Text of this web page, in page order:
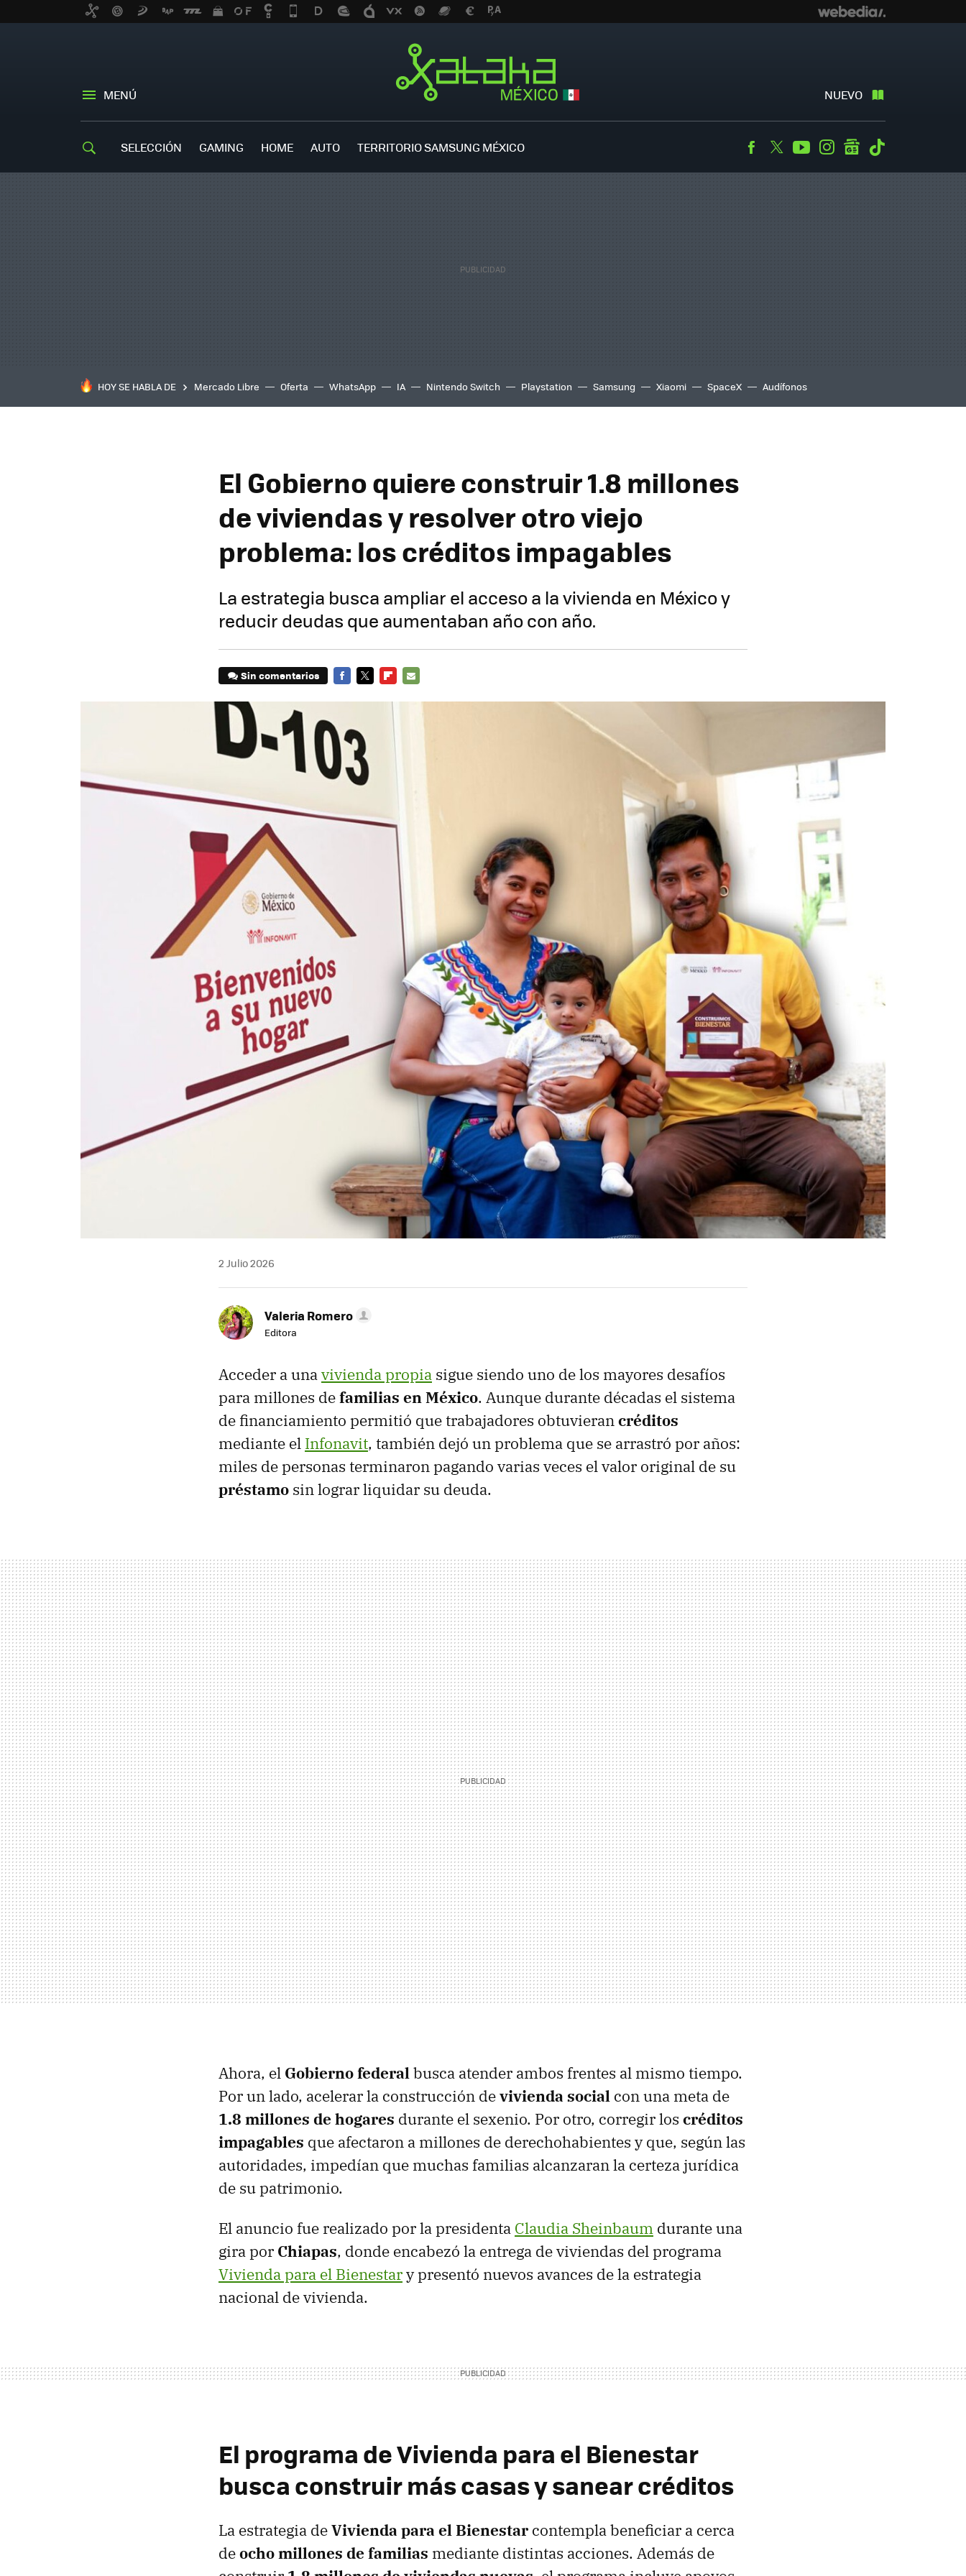
MENÚ NUEVO
SELECCIÓN GAMING HOME AUTO TERRITORIO SAMSUNG MÉXICO Facebook
TwitterYoutubeInstagramgooglenews
HOY SE HABLA DE Mercado Libre Oferta WhatsApp IA Nintendo Switch Playstation Samsung Xiaomi SpaceX Audífonos
El Gobierno quiere construir 1.8 millones
de viviendas y resolver otro viejo
problema: los créditos impagables
La estrategia busca ampliar el acceso a la vivienda en México y
reducir deudas que aumentaban año con año.
Sin comentarios
2 Julio 2026
Valeria Romero
Editora
Acceder a unavivienda propia sigue siendo uno de los mayores desafíos
para millones defamilias en México. Aunque durante décadas el sistema
de financiamiento permitió que trabajadores obtuvierancréditos
mediante el Infonavit, también dejó un problema que se arrastró por años:
miles de personas terminaron pagando varias veces el valor original de su
préstamo sin lograr liquidar su deuda.
Ahora, el Gobierno federalbusca atender ambos frentes al mismo tiempo.
Por un lado, acelerar la construcción devivienda social con una meta de
1.8 millones de hogares durante el sexenio. Por otro, corregir los créditos
impagables que afectaron a millones de derechohabientes y que, según las
autoridades, impedían que muchas familias alcanzaran la certeza jurídica
de su patrimonio.
El anuncio fue realizado por la presidenta Claudia Sheinbaum durante una
gira por Chiapas, donde encabezó la entrega de viviendas del programa
Vivienda para el Bienestary presentó nuevos avances de la estrategia
nacional de vivienda.
El programa de Vivienda para el Bienestar
busca construir más casas y sanear créditos
La estrategia deVivienda para el Bienestar contempla beneficiar a cerca
deochomillones de familias mediante distintas acciones. Además de